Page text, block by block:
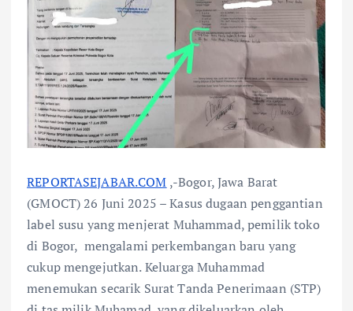
REPORTASEJABAR.COM ,-Bogor, Jawa Barat
(GMOCT) 26 Juni 2025 – Kasus dugaan penggantian
label susu yang menjerat Muhammad, pemilik toko
di Bogor, mengalami perkembangan baru yang
cukup mengejutkan. Keluarga Muhammad
menemukan secarik Surat Tanda Penerimaan (STP)